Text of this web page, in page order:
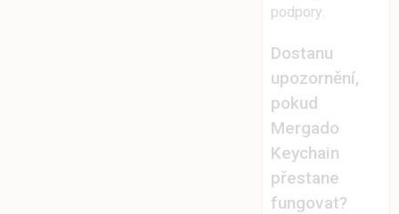
podpory.
Dostanu
upozornění,
pokud
Mergado
Keychain
přestane
fungovat?